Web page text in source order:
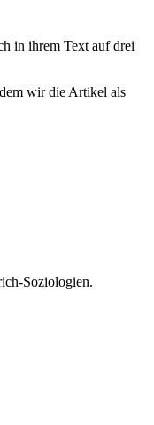
in ihrem Text auf drei
wir die Artikel als
Soziologien.